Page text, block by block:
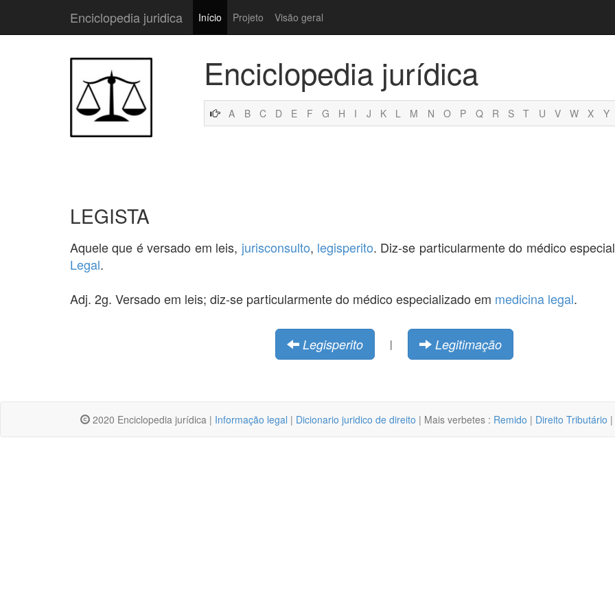
Enciclopedia juridica Início Projeto Visão geral
Enciclopedia jurídica
A B C D E F G H I J K L M N O P Q R S T U V W X Y
LEGISTA
Aquele que é versado em leis, jurisconsulto, legisperito. Diz-se particularmente do médico
Legal.
Adj. 2g. Versado em leis; diz-se particularmente do médico especializado em medicina legal.
Legisperito | Legitimação
2020 Enciclopedia jurídica | Informação legal | Dicionario juridico de direito | Mais verbetes : Remido | Direito Tributário |